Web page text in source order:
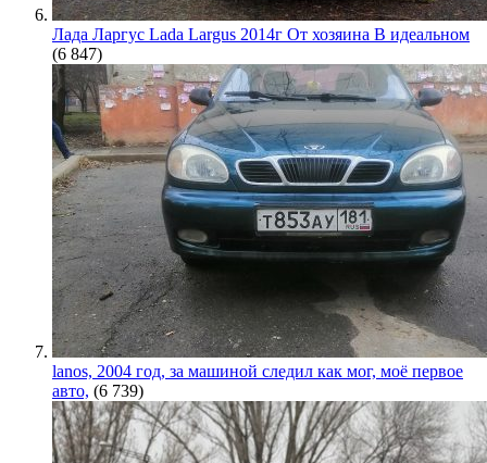
Лада Ларгус Lada Largus 2014г От хозяина В идеальном
(6 847)
lanos, 2004 год, за машиной следил как мог, моё первое
авто, (6 739)